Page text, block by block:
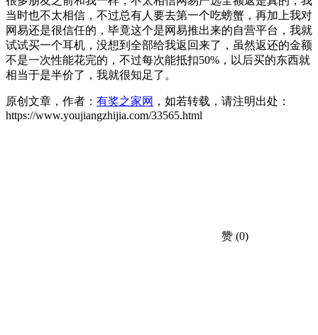
当时也不太相信，不过总有人要去第一个吃螃蟹，再加上我对
网易还是很信任的，毕竟这个是网易推出来的自营平台，我就
试试买一个耳机，没想到全部给我返回来了，虽然返还的金额
不是一次性能花完的，不过每次能抵扣50%，以后买的东西就
相当于是半价了，我就很知足了。
原创文章，作者： 有奖之家网 ，如若转载，请注明出处：
https://www.youjiangzhijia.com/33565.html
赞 (0)